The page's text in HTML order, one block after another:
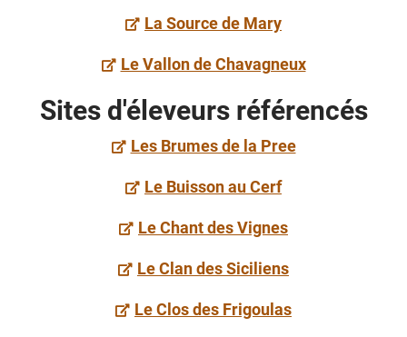
La Source de Mary
Le Vallon de Chavagneux
Sites d'éleveurs référencés
Les Brumes de la Pree
Le Buisson au Cerf
Le Chant des Vignes
Le Clan des Siciliens
Le Clos des Frigoulas